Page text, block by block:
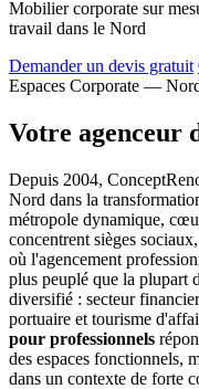
Mobilier corporate sur
travail dans le Nord
Demander un devis gratuit
Espaces Corporate —
Votre agenceur
Depuis 2004,
Nord dans la
métropole dynamique,
concentrent sièges
où l'agencement
plus peuplé que la plupart
diversifié : secteur
portuaire et tourisme
pour professionnels
des espaces fonctionnels,
dans un contexte de forte